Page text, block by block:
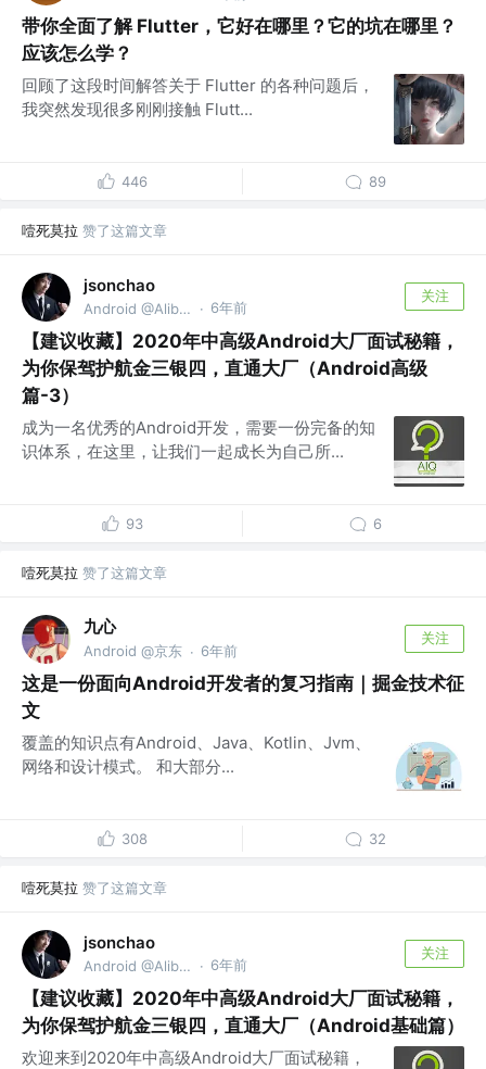
带你全面了解 Flutter，它好在哪里？它的坑在哪里？
应该怎么学？
回顾了这段时间解答关于 Flutter 的各种问题后，
我突然发现很多刚刚接触 Flutt...
446 89
噎死莫拉 赞了这篇文章
jsonchao
Android @Alibaba · 6年前
关注
【建议收藏】2020年中高级Android大厂面试秘籍，
为你保驾护航金三银四，直通大厂（Android高级
篇-3）
成为一名优秀的Android开发，需要一份完备的知
识体系，在这里，让我们一起成长为自己所...
93 6
噎死莫拉 赞了这篇文章
九心
Android @京东 · 6年前
关注
这是一份面向Android开发者的复习指南｜掘金技术征
文
覆盖的知识点有Android、Java、Kotlin、Jvm、
网络和设计模式。 和大部分...
308 32
噎死莫拉 赞了这篇文章
jsonchao
Android @Alibaba · 6年前
关注
【建议收藏】2020年中高级Android大厂面试秘籍，
为你保驾护航金三银四，直通大厂（Android基础篇）
欢迎来到2020年中高级Android大厂面试秘籍，